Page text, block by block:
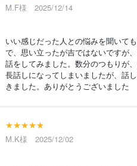
M.F様 2025/12/14
いい感じだった人との悩みを聞いて
で、思い立ったが吉ではないですが
話をしてみました。数分のつもりが
長話しになってしまいましたが、話
きました。ありがとうございました
★★★★★
M.K様 2025/12/02